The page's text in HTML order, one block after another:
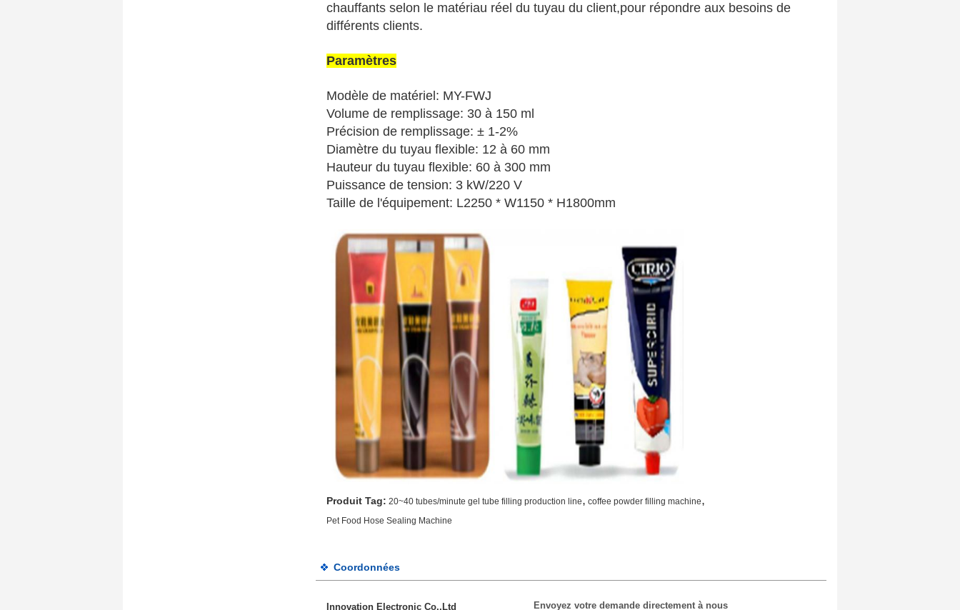
chauffants selon le matériau réel du tuyau du client,pour répondre aux besoins de
différents clients.
Paramètres
Modèle de matériel: MY-FWJ
Volume de remplissage: 30 à 150 ml
Précision de remplissage: ± 1-2%
Diamètre du tuyau flexible: 12 à 60 mm
Hauteur du tuyau flexible: 60 à 300 mm
Puissance de tension: 3 kW/220 V
Taille de l'équipement: L2250 * W1150 * H1800mm
Produit Tag: 20~40 tubes/minute gel tube filling production line, coffee powder filling machine,
Pet Food Hose Sealing Machine
Coordonnées
Innovation Electronic Co.,Ltd Envoyez votre demande directement à nous